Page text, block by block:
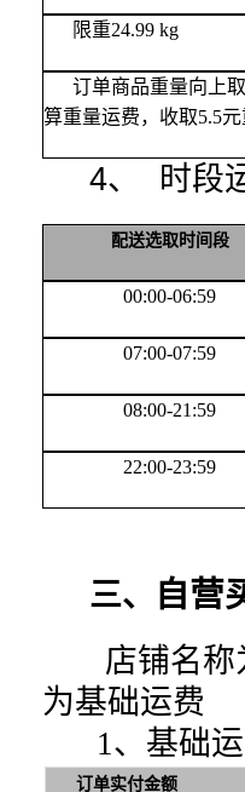
限重24.99 kg
订单商品重量向上
算重量运费，收取5.5
4、 时段
配送选取时间段
00:00-06:59
07:00-07:59
08:00-21:59
22:00-23:59
三、 自营
店铺名称
为基础运费
1、基础
订单实付金额